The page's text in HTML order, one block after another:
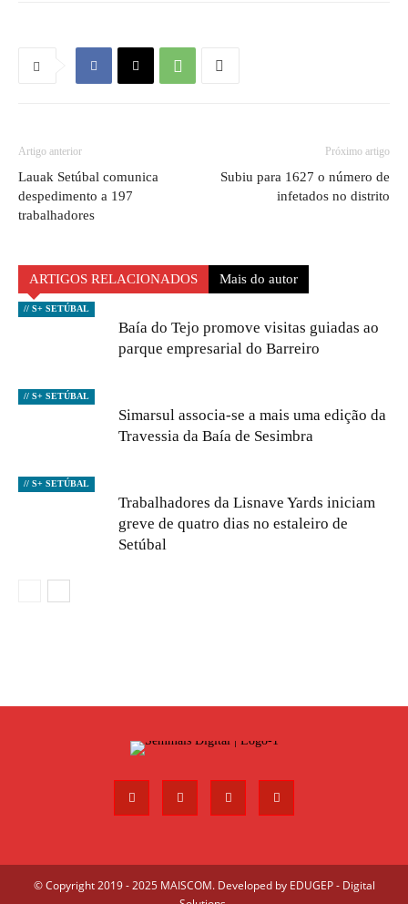
Artigo anterior
Lauak Setúbal comunica
despedimento a 197
trabalhadores
Próximo artigo
Subiu para 1627 o número de
infetados no distrito
ARTIGOS RELACIONADOS Mais do autor
// S+ SETÚBAL
Baía do Tejo promove visitas guiadas ao
parque empresarial do Barreiro
// S+ SETÚBAL
Simarsul associa-se a mais uma edição da
Travessia da Baía de Sesimbra
// S+ SETÚBAL
Trabalhadores da Lisnave Yards iniciam
greve de quatro dias no estaleiro de
Setúbal
© Copyright 2019 - 2025 MAISCOM. Developed by EDUGEP - Digital